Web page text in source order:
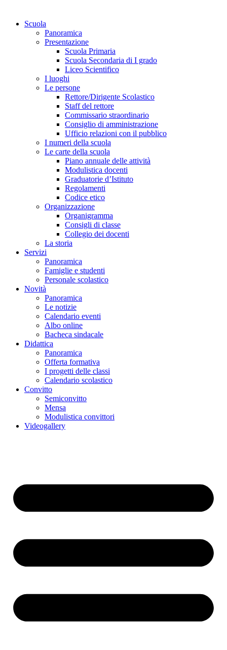
Scuola
Panoramica
Presentazione
Scuola Primaria
Scuola Secondaria di I grado
Liceo Scientifico
I luoghi
Le persone
Rettore/Dirigente Scolastico
Staff del rettore
Commissario straordinario
Consiglio di amministrazione
Ufficio relazioni con il pubblico
I numeri della scuola
Le carte della scuola
Piano annuale delle attività
Modulistica docenti
Graduatorie d’Istituto
Regolamenti
Codice etico
Organizzazione
Organigramma
Consigli di classe
Collegio dei docenti
La storia
Servizi
Panoramica
Famiglie e studenti
Personale scolastico
Novità
Panoramica
Le notizie
Calendario eventi
Albo online
Bacheca sindacale
Didattica
Panoramica
Offerta formativa
I progetti delle classi
Calendario scolastico
Convitto
Semiconvitto
Mensa
Modulistica convittori
Videogallery